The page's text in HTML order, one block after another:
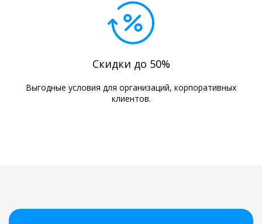
Скидки до 50%
Выгодные условия для организаций, корпоративных
клиентов.